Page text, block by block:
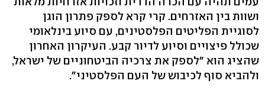
ושוות בין האזרחים. קרי קרא לספק פתרון הוגן
לסוגיית הפליטים הפלסטינים, עם סיוע בינלאומי
שכולל פיצויים וסיוע לדיור קבע. העיקרון האחרון
שהציג הוא "לספק את צרכיה הביטחוניים של ישראל,
ולהביא סוף לכיבוש של העם הפלסטיני".